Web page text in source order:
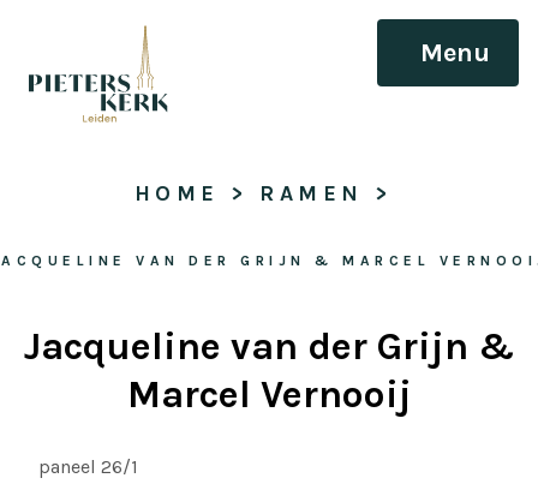
Menu
HOME > RAMEN >
VAN DER GRIJN & MARCEL
Jacqueline van der Grijn &
Marcel Vernooij
paneel 26/1